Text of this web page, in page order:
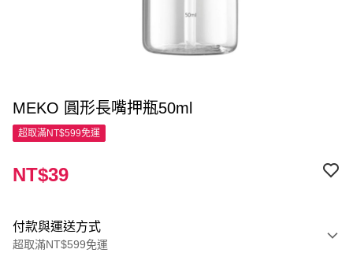
MEKO 圓形長嘴押瓶50ml
超取滿NT$599免運
NT$39
付款與運送方式
超取滿NT$599免運